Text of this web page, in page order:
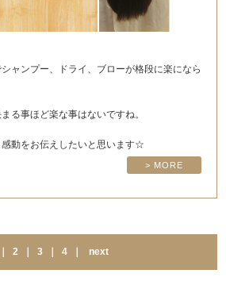
ャンプー、ドライ、ブローが格段に楽になら
る事ほど楽な事はないですね。
動をお伝えしたいと思います☆
> MORE
2 3 4 next